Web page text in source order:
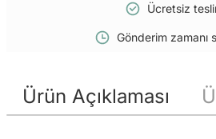
Ücretsiz
Gönderim zamanı
Ürün Açıklaması